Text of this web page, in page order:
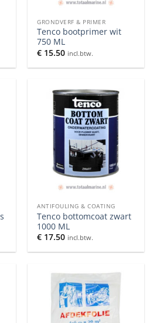
GRONDVERF & PRIMER
Tenco bootprimer wit
750 ML
€ 15.50 incl.btw.
ANTIFOULING & COATING
Tenco bottomcoat zwart
1000 ML
€ 17.50 incl.btw.